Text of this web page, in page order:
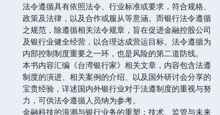
法令遵循具有依照法令、行业标准或要求，符合规格、
政策及法律，以及合作或服从等意涵。而银行法令遵循
之规范，除遵循相关法令规章，旨在促进金融控股公司
及银行业健全经营，以合理达成营运目标。法令遵循为
内部控制制度重要之一环，也是风险的第二道防线。
本书内容汇编《台湾银行家》相关文章，内容包含法遵
制度的演进、相关案例的介绍、以及国外研讨会分享的
宝贵经验，详述国内外银行业对于法遵制度的重视与努
力，可供法令遵循人员纳为参考。
金融科技的浪潮与银行业务的重塑：技术、监管与未来